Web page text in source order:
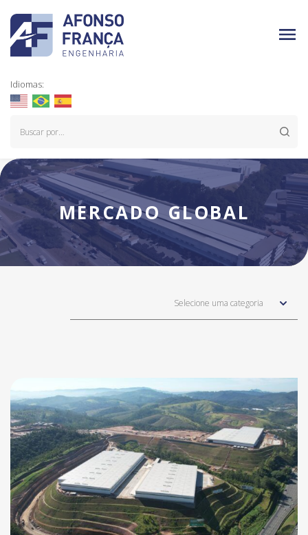
Idiomas:
MERCADO GLOBAL
Selecione uma categoria